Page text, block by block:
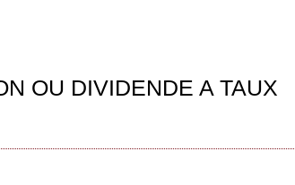
OU DIVIDENDE A TAUX